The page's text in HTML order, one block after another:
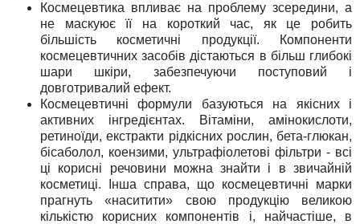
Космецевтика впливає на проблему зсередини, а
не маскуює її на короткий час, як це робить
більшість косметичні продукції. Компоненти
космецевтичних засобів дістаються в більш глибокі
шари шкіри, забезпечуючи поступовий і
довготривалий ефект.
Космецевтичні формули базуються на якісних і
активних інгредієнтах. Вітаміни, амінокислоти,
ретиноїди, екстракти рідкісних рослин, бета-глюкан,
бісаболол, коензими, ультрафіолетові фільтри - всі
ці корисні речовини можна знайти і в звичайній
косметиці. Інша справа, що космецевтичні марки
прагнуть «наситити» свою продукцію великою
кількістю корисних компонентів і, найчастіше, в